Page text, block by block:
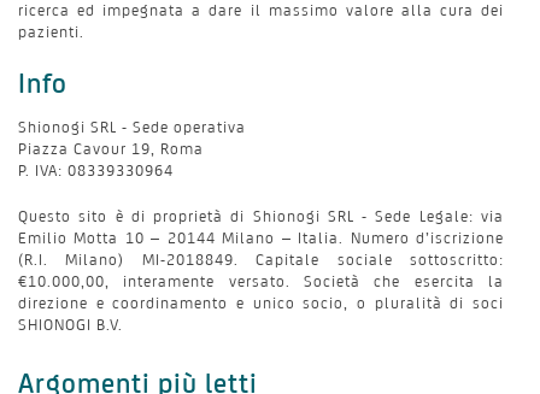
ricerca ed impegnata a dare il massimo valore alla cura dei
pazienti.
Info
Shionogi SRL - Sede operativa
Piazza Cavour 19, Roma
P. IVA: 08339330964
Questo sito è di proprietà di Shionogi SRL - Sede Legale: via
Emilio Motta 10 – 20144 Milano – Italia. Numero d’iscrizione
(R.I. Milano) MI-2018849. Capitale sociale sottoscritto:
€10.000,00, interamente versato. Società che esercita la
direzione e coordinamento e unico socio, o pluralità di soci
SHIONOGI B.V.
Argomenti più letti